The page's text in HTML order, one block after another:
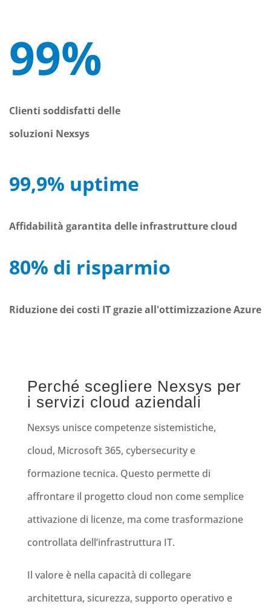
99%
Clienti soddisfatti delle
soluzioni Nexsys
99,9% uptime
Affidabilità garantita delle infrastrutture cloud
80% di risparmio
Riduzione dei costi IT grazie all'ottimizzazione Azure
Perché scegliere Nexsys per
i servizi cloud aziendali
Nexsys unisce competenze sistemistiche,
cloud, Microsoft 365, cybersecurity e
formazione tecnica. Questo permette di
affrontare il progetto cloud non come semplice
attivazione di licenze, ma come trasformazione
controllata dell’infrastruttura IT.
Il valore è nella capacità di collegare
architettura, sicurezza, supporto operativo e